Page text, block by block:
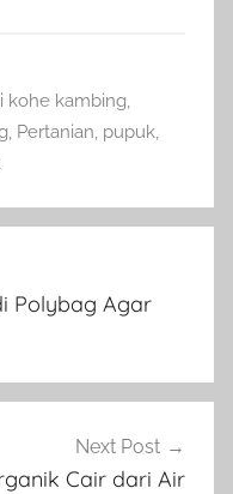
kohe kambing,
, Pertanian, pupuk,
Polybag Agar
Next Post
Cair dari Air